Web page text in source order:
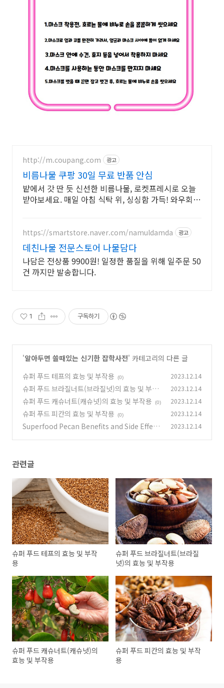
http://m.coupang.com 광고
비름나물 쿠팡 30일 무료 반품 안심
밭에서 갓 딴 듯 신선한 비름나물, 로켓프레시로 오늘
받아보세요. 매일 아침 식탁 위, 싱싱함 가득! 와우회원
https://smartstore.naver.com/namuldamda 광고
데친나물 전문스토어 나물담다
나담은 전상품 9900원! 일정한 품질을 위해 일주문 50
건 까지만 발송합니다.
1 구독하기
'알아두면 쓸때있는 신기한 잡학사전' 카테고리의 다른 글
슈퍼 푸드 테프의 효능 및 부작용
(0) 2023.12.14
슈퍼 푸드 브라질너트(브라질넛)의 효능 및 부작
용
(0)
2023.12.14
슈퍼 푸드 캐슈너트(캐슈넛)의 효능 및 부작용 (0) 2023.12.14
슈퍼 푸드 피칸의 효능 및 부작용 (0) 2023.12.14
Superfood Pecan Benefits and Side Effect
2023.12.14
관련글
슈퍼 푸드 테프의 효능 및 부작
용
슈퍼 푸드 브라질너트(브라질
넛)의 효능 및 부작용
슈퍼 푸드 캐슈너트(캐슈넛)의
효능 및 부작용
슈퍼 푸드 피칸의 효능 및 부작
용